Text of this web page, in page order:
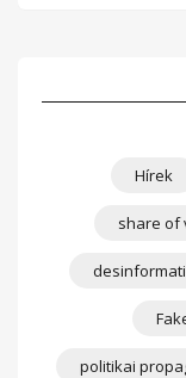
Hírek
share of
politikai